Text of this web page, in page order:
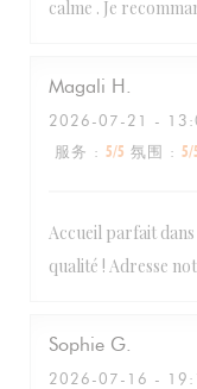
calme . Je
Magali H
2026-07-21
-
服务 : 5/5 氛围 : 5/
Accueil parfait
qualité ! Adresse
Sophie G
2026-07-16 -